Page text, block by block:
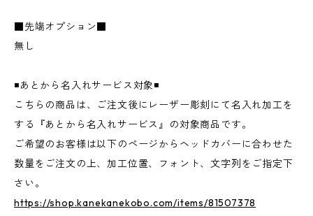
■先端オプション■
無し
◾️あとから名入れサービス対象◾️
こちらの商品は、ご注文後にレーザー彫刻にて名入れ加工を
する『あとから名入れサービス』の対象商品です。
ご希望のお客様は以下のページからヘッドカバーに合わせた
数量をご注文の上、加工位置、フォント、文字列をご指定下
さい。
https://shop.kanekanekobo.com/items/81507378